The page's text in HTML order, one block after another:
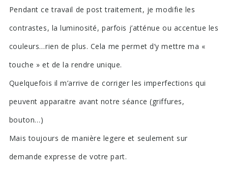
Pendant ce travail de post traitement, je modifie les
contrastes, la luminosité, parfois j’atténue ou accentue les
couleurs…rien de plus. Cela me permet d’y mettre ma «
touche » et de la rendre unique.
Quelquefois il m’arrive de corriger les imperfections qui
peuvent apparaitre avant notre séance (griffures,
bouton…)
Mais toujours de manière legere et seulement sur
demande expresse de votre part.